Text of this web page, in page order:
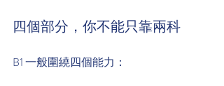
四個部分，你不能只靠兩科
B1 一般圍繞四個能力：